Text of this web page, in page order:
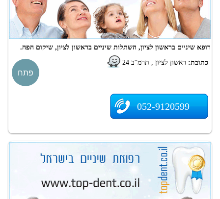
רופא שיניים בראשון לציון, השתלות שיניים בראשון לציון, שיקום הפה.
כתובת: ראשון לציון , תרמ''ב 24
052-9120599
פתח